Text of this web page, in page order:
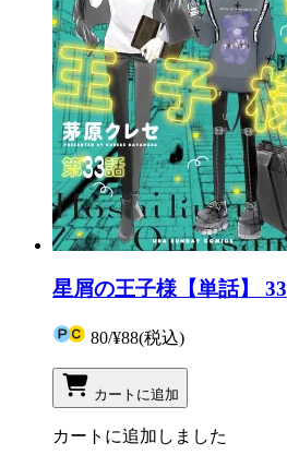
星屑の王子様【単話】 33
80/¥88(税込)
カートに追加
カートに追加しました